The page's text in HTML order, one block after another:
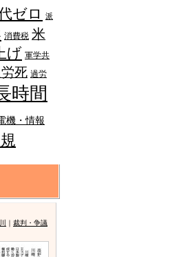
ゼロ 派
消費税 米
げ 軍学共
死 過労
時間
機・情報
｜ 裁判・争議